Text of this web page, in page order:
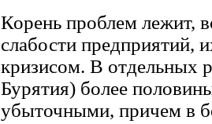
Корень проблем лежит,
слабости предприятий,
кризисом. В отдельных
Бурятия) более
убыточными, причем в